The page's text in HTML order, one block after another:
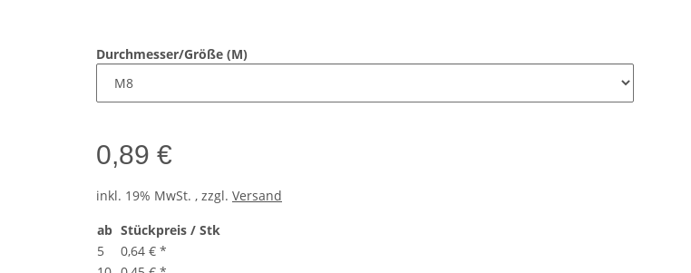
Durchmesser/Größe (M)
0,89 €
inkl. 19% MwSt. , zzgl. Versand
ab Stückpreis / Stk
5
0,64 € *